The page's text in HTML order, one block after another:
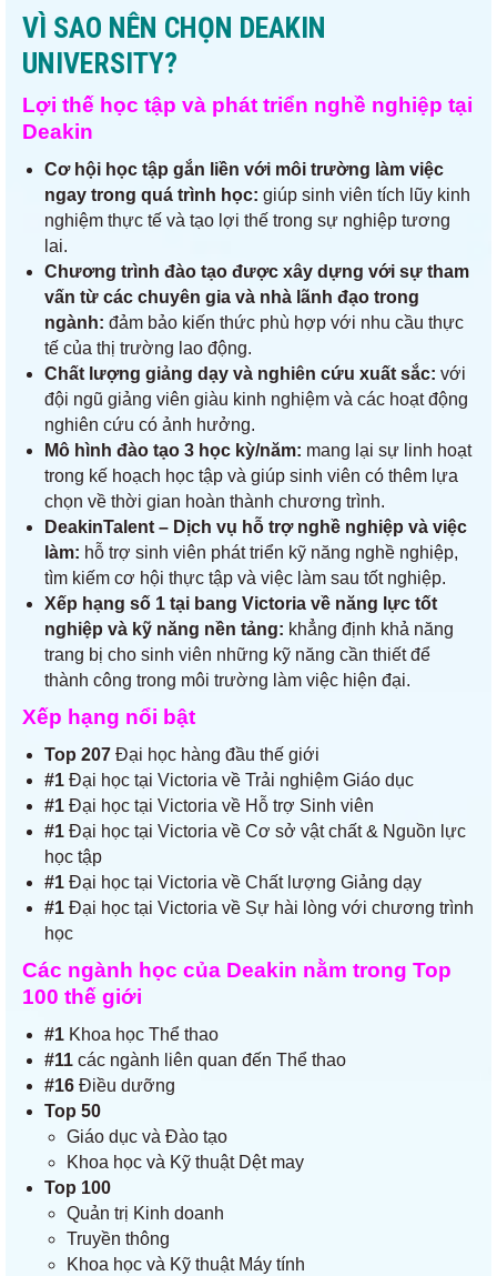
VÌ SAO NÊN CHỌN DEAKIN
UNIVERSITY?
Lợi thế học tập và phát triển nghề nghiệp tại
Deakin
Cơ hội học tập gắn liền với môi trường làm việc
ngay trong quá trình học: giúp sinh viên tích lũy kinh
nghiệm thực tế và tạo lợi thế trong sự nghiệp tương
lai.
Chương trình đào tạo được xây dựng với sự tham
vấn từ các chuyên gia và nhà lãnh đạo trong
ngành: đảm bảo kiến thức phù hợp với nhu cầu thực
tế của thị trường lao động.
Chất lượng giảng dạy và nghiên cứu xuất sắc: với
đội ngũ giảng viên giàu kinh nghiệm và các hoạt động
nghiên cứu có ảnh hưởng.
Mô hình đào tạo 3 học kỳ/năm: mang lại sự linh hoạt
trong kế hoạch học tập và giúp sinh viên có thêm lựa
chọn về thời gian hoàn thành chương trình.
DeakinTalent – Dịch vụ hỗ trợ nghề nghiệp và việc
làm: hỗ trợ sinh viên phát triển kỹ năng nghề nghiệp,
tìm kiếm cơ hội thực tập và việc làm sau tốt nghiệp.
Xếp hạng số 1 tại bang Victoria về năng lực tốt
nghiệp và kỹ năng nền tảng: khẳng định khả năng
trang bị cho sinh viên những kỹ năng cần thiết để
thành công trong môi trường làm việc hiện đại.
Xếp hạng nổi bật
Top 207 Đại học hàng đầu thế giới
#1 Đại học tại Victoria về Trải nghiệm Giáo dục
#1 Đại học tại Victoria về Hỗ trợ Sinh viên
#1 Đại học tại Victoria về Cơ sở vật chất & Nguồn lực
học tập
#1 Đại học tại Victoria về Chất lượng Giảng dạy
#1 Đại học tại Victoria về Sự hài lòng với chương trình
học
Các ngành học của Deakin nằm trong Top
100 thế giới
#1 Khoa học Thể thao
#11 các ngành liên quan đến Thể thao
#16 Điều dưỡng
Top 50
Giáo dục và Đào tạo
Khoa học và Kỹ thuật Dệt may
Top 100
Quản trị Kinh doanh
Truyền thông
Khoa học và Kỹ thuật Máy tính